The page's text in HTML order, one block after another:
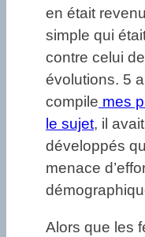
en était
simple qui
contre celui
évolutions. 5
compile mes
le sujet, il
développés
menace
Alors que les